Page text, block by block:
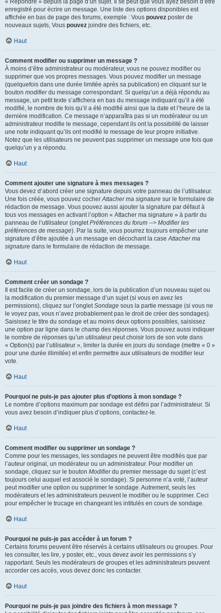
« Répondre » depuis la page d’un sujet. Il se peut que vous ayez besoin d’être
enregistré pour écrire un message. Une liste des options disponibles est
affichée en bas de page des forums, exemple : Vous pouvez poster de
nouveaux sujets, Vous pouvez joindre des fichiers, etc.
Haut
Comment modifier ou supprimer un message ?
À moins d’être administrateur ou modérateur, vous ne pouvez modifier ou
supprimer que vos propres messages. Vous pouvez modifier un message
(quelquefois dans une durée limitée après sa publication) en cliquant sur le
bouton modifierdu message correspondant. Si quelqu’un a déjà répondu au
message, un petit texte s’affichera en bas du message indiquant qu’il a été
modifié, le nombre de fois qu’il a été modifié ainsi que la date et l’heure de la
dernière modification. Ce message n’apparaîtra pas si un modérateur ou un
administrateur modifie le message, cependant ils ont la possibilité de laisser
une note indiquant qu’ils ont modifié le message de leur propre initiative.
Notez que les utilisateurs ne peuvent pas supprimer un message une fois que
quelqu’un y a répondu.
Haut
Comment ajouter une signature à mes messages ?
Vous devez d’abord créer une signature depuis votre panneau de l’utilisateur.
Une fois créée, vous pouvez cocherAttacher ma signature sur le formulaire de
rédaction de message. Vous pouvez aussi ajouter la signature par défaut à
tous vos messages en activant l’option « Attacher ma signature » à partir du
panneau de l’utilisateur (ongletPréférences du forum --> Modifier les
préférences de message). Par la suite, vous pourrez toujours empêcher une
signature d’être ajoutée à un message en décochant la caseAttacher ma
signature dans le formulaire de rédaction de message.
Haut
Comment créer un sondage ?
Il est facile de créer un sondage, lors de la publication d’un nouveau sujet ou
la modification du premier message d’un sujet (si vous en avez les
permissions), cliquez sur l’ongletSondage sous la partie message (si vous ne
le voyez pas, vous n’avez probablement pas le droit de créer des sondages).
Saisissez le titre du sondage et au moins deux options possibles, saisissez
une option par ligne dans le champ des réponses. Vous pouvez aussi indiquer
le nombre de réponses qu’un utilisateur peut choisir lors de son vote dans
« Option(s) par l’utilisateur », limiter la durée en jours du sondage (mettre « 0 »
pour une durée illimitée) et enfin permettre aux utilisateurs de modifier leur
vote.
Haut
Pourquoi ne puis-je pas ajouter plus d’options à mon sondage ?
Le nombre d’options maximum par sondage est défini par l’administrateur. Si
vous avez besoin d’indiquer plus d’options, contactez-le.
Haut
Comment modifier ou supprimer un sondage ?
Comme pour les messages, les sondages ne peuvent être modifiés que par
l’auteur original, un modérateur ou un administrateur. Pour modifier un
sondage, cliquez sur le bouton Modifierdu premier message du sujet (c’est
toujours celui auquel est associé le sondage). Si personne n’a voté, l’auteur
peut modifier une option ou supprimer le sondage. Autrement, seuls les
modérateurs et les administrateurs peuvent le modifier ou le supprimer. Ceci
pour empêcher le trucage en changeant les intitulés en cours de sondage.
Haut
Pourquoi ne puis-je pas accéder à un forum ?
Certains forums peuvent être réservés à certains utilisateurs ou groupes. Pour
les consulter, les lire, y poster, etc., vous devez avoir les permissions s’y
rapportant. Seuls les modérateurs de groupes et les administrateurs peuvent
accorder ces accès, vous devez donc les contacter.
Haut
Pourquoi ne puis-je pas joindre des fichiers à mon message ?